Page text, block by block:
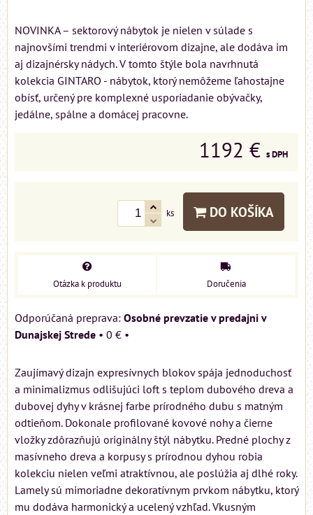
NOVINKA – sektorový nábytok je nielen v súlade s
najnovšími trendmi v interiérovom dizajne, ale dodáva im
aj dizajnérsky nádych. V tomto štýle bola navrhnutá
kolekcia GINTARO - nábytok, ktorý nemôžeme ľahostajne
obísť, určený pre komplexné usporiadanie obývačky,
jedálne, spálne a domácej pracovne.
1192 € s DPH
ks DO KOŠÍKA
Otázka k produktu Doručenia
Osobné prevzatie v predajni v
Dunajskej Strede • 0 € •
Zaujímavý dizajn expresívnych blokov spája jednoduchosť
a minimalizmus odlišujúci loft s teplom dubového dreva a
dubovej dyhy v krásnej farbe prírodného dubu s matným
odtieňom. Dokonale profilované kovové nohy a čierne
vložky zdôrazňujú originálny štýl nábytku. Predné plochy z
masívneho dreva a korpusy s prírodnou dyhou robia
kolekciu nielen veľmi atraktívnou, ale poslúžia aj dlhé roky.
Lamely sú mimoriadne dekoratívnym prvkom nábytku, ktorý
mu dodáva harmonický a ucelený vzhľad. Vkusným